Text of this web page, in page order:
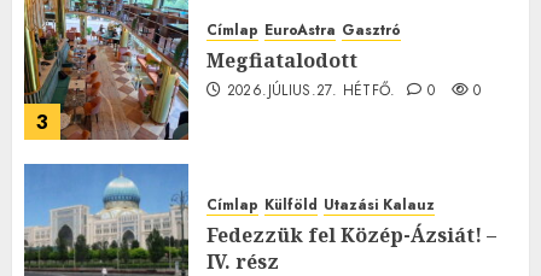
3
Címlap EuroAstra Gasztró
Megfiatalodott
2026.JÚLIUS.27. HÉTFŐ. 0 0
Címlap Külföld Utazási Kalauz
Fedezzük fel Közép-Ázsiát! –
IV. rész